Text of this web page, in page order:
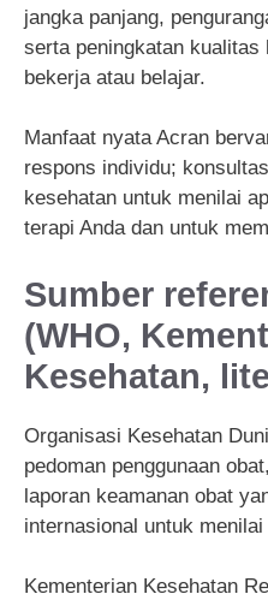
jangka panjang,
serta peningkatan kualitas
bekerja atau belajar.
Manfaat nyata Acran
respons individu;
kesehatan untuk menilai
terapi Anda dan untuk
Sumber
(WHO,
Kesehatan,
Organisasi Kesehatan
pedoman penggunaan
laporan keamanan obat
internasional untuk
Kementerian Kesehatan